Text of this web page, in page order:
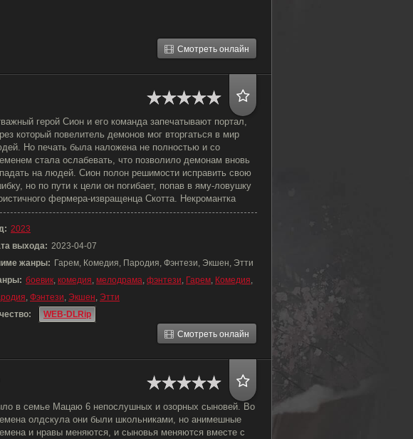
Смотреть онлайн
герой Сион и его команда запечатывают портал,
который повелитель демонов мог вторгаться в мир
Но печать была наложена не полностью и со
стала ослабевать, что позволило демонам вновь
на людей. Сион полон решимости исправить свою
но по пути к цели он погибает, попав в яму-ловушку
фермера-извращенца Скотта. Некромантка
2023
выхода: 2023-04-07
жанры: Гарем, Комедия, Пародия, Фэнтези, Экшен, Этти
боевик, комедия, мелодрама, фэнтези, Гарем, Комедия,
, Фэнтези, Экшен, Этти
WEB-DLRip
Смотреть онлайн
в семье Мацаю 6 непослушных и озорных сыновей. Во
олдскула они были школьниками, но анимешные
и нравы меняются, и сыновья меняются вместе с